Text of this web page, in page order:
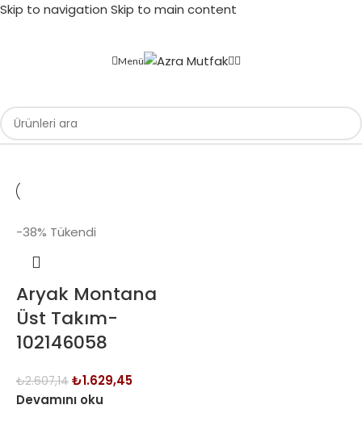
Skip to navigation Skip to main content
Menü
Filtreler
-38% Tükendi
Aryak Montana
Üst Takım-
102146058
₺2.607,14 ₺1.629,45
Devamını oku